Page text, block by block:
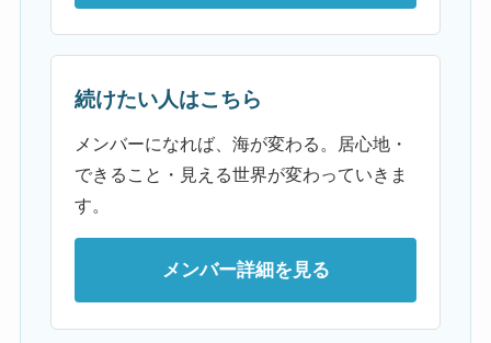
続けたい人はこちら
メンバーになれば、海が変わる。居心地・
できること・見える世界が変わっていきま
す。
メンバー詳細を見る